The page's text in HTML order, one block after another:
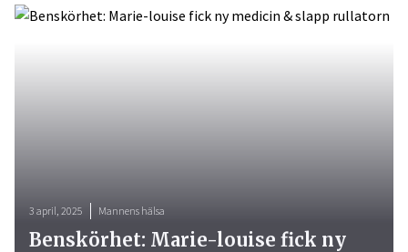
3 april, 2025 Mannens hälsa
Benskörhet: Marie-louise fick ny